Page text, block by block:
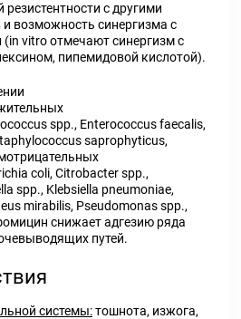
резистентности с другими
возможность синергизма с
vitro отмечают синергизм с
пипемидовой кислотой).
spp., Enterococcus faecalis,
saprophyticus,
coli, Citrobacter spp.,
spp., Klebsiella pneumoniae,
mirabilis, Pseudomonas spp.,
снижает адгезию ряда
путей.
системы:тошнота, изжога,